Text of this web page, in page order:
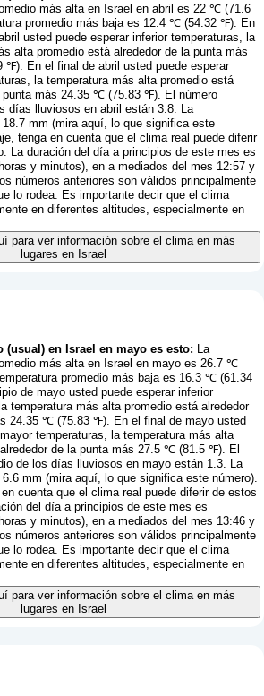
más alta en Israel en abril es 22 ℃ (71.6
promedio más baja es 12.4 ℃ (54.32 ℉). En
usted puede esperar inferior temperaturas, la
alta promedio está alrededor de la punta más
℉). En el final de abril usted puede esperar
la temperatura más alta promedio está
punta más 24.35 ℃ (75.83 ℉). El número
días lluviosos en abril están 3.8. La
18.7 mm (mira aquí, lo que significa este
tenga en cuenta que el clima real puede diferir
La duración del día a principios de este mes es
y minutos), en a mediados del mes 12:57 y
números anteriores son válidos principalmente
lo rodea. Es importante decir que el clima
en diferentes altitudes, especialmente en
para ver información sobre el clima en más
lugares en Israel
(usual) en Israel en mayo es esto: La
más alta en Israel en mayo es 26.7 ℃
promedio más baja es 16.3 ℃ (61.34
de mayo usted puede esperar inferior
temperatura más alta promedio está alrededor
24.35 ℃ (75.83 ℉). En el final de mayo usted
temperaturas, la temperatura más alta
de la punta más 27.5 ℃ (81.5 ℉). El
de los días lluviosos en mayo están 1.3. La
6.6 mm (mira aquí, lo que significa este número).
cuenta que el clima real puede diferir de estos
del día a principios de este mes es
y minutos), en a mediados del mes 13:46 y
números anteriores son válidos principalmente
lo rodea. Es importante decir que el clima
en diferentes altitudes, especialmente en
para ver información sobre el clima en más
lugares en Israel